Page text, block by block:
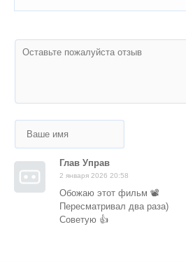
Глав Управ
2 января 2026 20:58
Обожаю этот фильм 📽️
Пересматривал два раза)
Советую 👍